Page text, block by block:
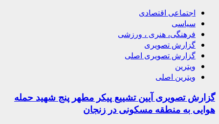
اجتماعی اقتصادی
سیاسی
فرهنگی، هنری ، ورزشی
گزارش تصویری
گزارش تصویری اصلی
ویترین
ویترین اصلی
گزارش تصویری آیین تشییع پیکر مطهر پنج شهید حمله
هوایی به منطقه مسکونی در زنجان